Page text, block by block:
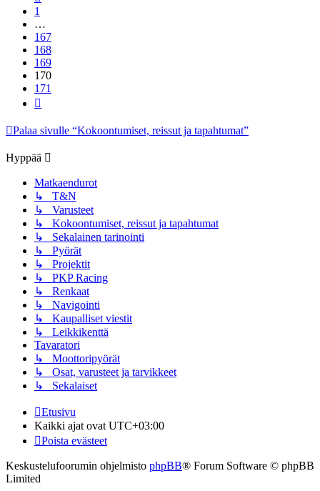
1
…
167
168
169
170
171
Palaa sivulle “Kokoontumiset, reissut ja tapahtumat”
Hyppää
Matkaendurot
↳ T&N
↳ Varusteet
↳ Kokoontumiset, reissut ja tapahtumat
↳ Sekalainen tarinointi
↳ Pyörät
↳ Projektit
↳ PKP Racing
↳ Renkaat
↳ Navigointi
↳ Kaupalliset viestit
↳ Leikkikenttä
Tavaratori
↳ Moottoripyörät
↳ Osat, varusteet ja tarvikkeet
↳ Sekalaiset
Etusivu
Kaikki ajat ovat UTC+03:00
Poista evästeet
Keskustelufoorumin ohjelmisto phpBB® Forum Software © phpBB
Limited